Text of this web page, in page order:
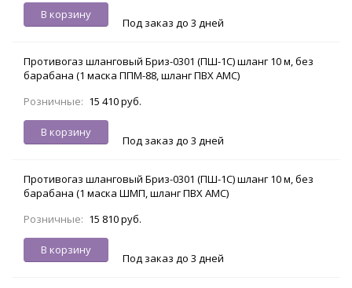
В корзину
Под заказ до 3 дней
Противогаз шланговый Бриз-0301 (ПШ-1С) шланг 10 м, без
барабана (1 маска ППМ-88, шланг ПВХ АМС)
Розничные: 15 410 руб.
В корзину
Под заказ до 3 дней
Противогаз шланговый Бриз-0301 (ПШ-1С) шланг 10 м, без
барабана (1 маска ШМП, шланг ПВХ АМС)
Розничные: 15 810 руб.
В корзину
Под заказ до 3 дней